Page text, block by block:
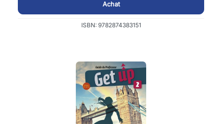
Achat
ISBN: 9782874383151